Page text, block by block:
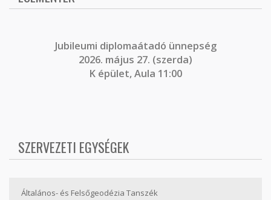
Jubileumi diplomaátadó ünnepség
2026. május 27. (szerda)
K épület, Aula 11:00
SZERVEZETI EGYSÉGEK
Általános- és Felsőgeodézia Tanszék